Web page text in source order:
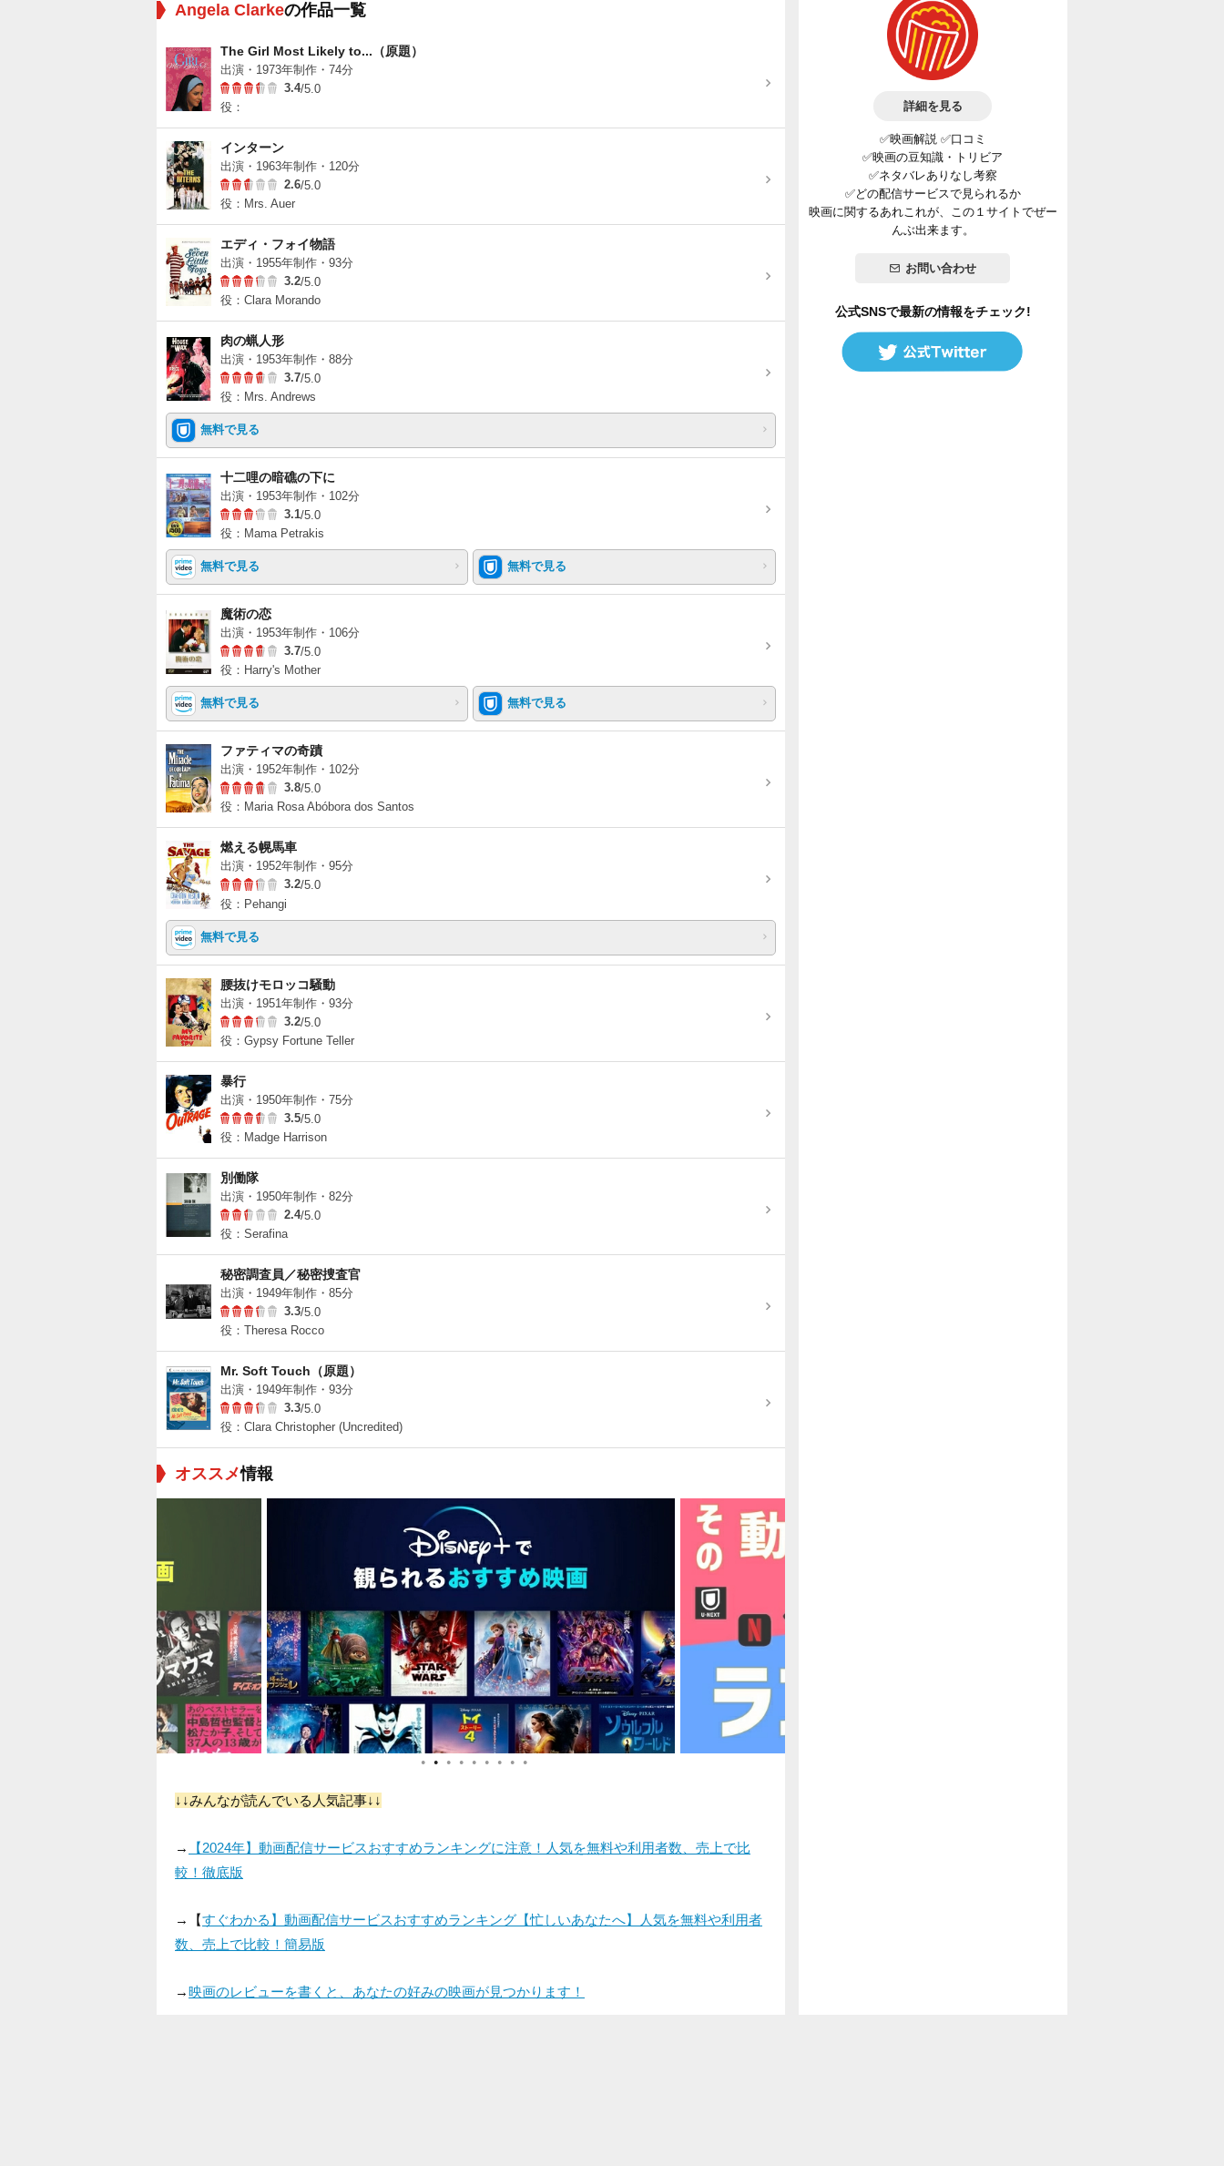
Angela Clarkeの作品一覧
The Girl Most Likely to...（原題）
出演・1973年制作・74分
3.4/5.0
役：
インターン
出演・1963年制作・120分
2.6/5.0
役：Mrs. Auer
エディ・フォイ物語
出演・1955年制作・93分
3.2/5.0
役：Clara Morando
肉の蝋人形
出演・1953年制作・88分
3.7/5.0
役：Mrs. Andrews
無料で見る
十二哩の暗礁の下に
出演・1953年制作・102分
3.1/5.0
役：Mama Petrakis
無料で見る 無料で見る
魔術の恋
出演・1953年制作・106分
3.7/5.0
役：Harry's Mother
無料で見る 無料で見る
ファティマの奇蹟
出演・1952年制作・102分
3.8/5.0
役：Maria Rosa Abóbora dos Santos
燃える幌馬車
出演・1952年制作・95分
3.2/5.0
役：Pehangi
無料で見る
腰抜けモロッコ騒動
出演・1951年制作・93分
3.2/5.0
役：Gypsy Fortune Teller
暴行
出演・1950年制作・75分
3.5/5.0
役：Madge Harrison
別働隊
出演・1950年制作・82分
2.4/5.0
役：Serafina
秘密調査員／秘密捜査官
出演・1949年制作・85分
3.3/5.0
役：Theresa Rocco
Mr. Soft Touch（原題）
出演・1949年制作・93分
3.3/5.0
役：Clara Christopher (Uncredited)
オススメ情報
● ● ● ● ● ● ● ● ●
↓↓みんなが読んでいる人気記事↓↓
→
【2024年】動画配信サービスおすすめランキングに注意！人気を無料や利用者数、売上で比
較！徹底版
→【すぐわかる】動画配信サービスおすすめランキング【忙しいあなたへ】人気を無料や利用者
数、売上で比較！簡易版
→映画のレビューを書くと、あなたの好みの映画が見つかります！
詳細を見る
✅映画解説 ✅口コミ
✅映画の豆知識・トリビア
✅ネタバレありなし考察
✅どの配信サービスで見られるか
映画に関するあれこれが、この１サイトでぜー
んぶ出来ます。
お問い合わせ
公式SNSで最新の情報をチェック!